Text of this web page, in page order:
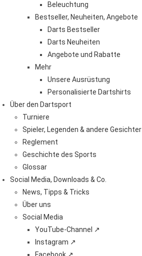
Beleuchtung
Bestseller, Neuheiten, Angebote
Darts Bestseller
Darts Neuheiten
Angebote und Rabatte
Mehr
Unsere Ausrüstung
Personalisierte Dartshirts
Über den Dartsport
Turniere
Spieler, Legenden & andere Gesichter
Reglement
Geschichte des Sports
Glossar
Social Media, Downloads & Co.
News, Tipps & Tricks
Über uns
Social Media
YouTube-Channel ↗
Instagram ↗